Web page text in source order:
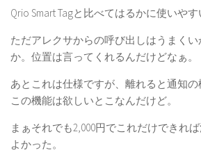
Qrio Smart Tagと比べてはるかに使いやす
ただアレクサからの呼び出しはうまく
か。位置は言ってくれるんだけどなぁ。
あとこれは仕様ですが、離れると通知の
この機能は欲しいとこなんだけど。
まぁそれでも2,000円でこれだけできれ
よかった。